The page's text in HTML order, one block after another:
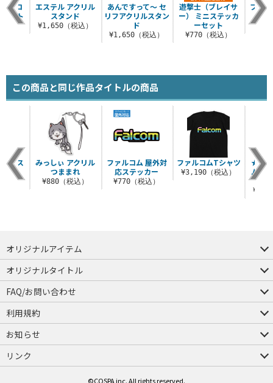
あんですって～ セ
リフアクリルスタン
ド
¥1,650（税込）
遊撃士（ブレイサ
ー） ミニステッカ
ーセット
¥770（税込）
ファ
応
ウロ
ジト
エステル アクリル
スタンド
¥1,650（税込）
この商品と同じ作品タイトルの商品
ファルコム 屋外対
応ステッカー
¥770（税込）
ファルコムTシャツ
¥3,190（税込）
★限
ムロ
ニス
ット
込）
みっしぃ アクリル
つままれ
¥880（税込）
オリジナルアイテム
つままれ
つかまれ
ピョコッテ
オリジナルタイトル
アイテムヤ
ミスカトニック大學購買部
FAQ/お問い合わせ
FAQ
お問い合わせ
利用規約
会員規約・ポイント規約
特定商取引法に関する表示
プライバシーポリシー
お知らせ
店舗情報
採用情報
発売日変更のお知らせ
販売代理店・取扱店募集
海外のご案内（English）
リンク
©COSPA inc. All rights reserved.